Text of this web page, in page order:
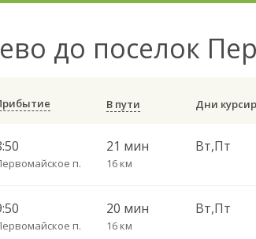
до поселок
В пути
п.
21 мин
16 км
Вт,Пт
п.
20 мин
16 км
Вт,Пт